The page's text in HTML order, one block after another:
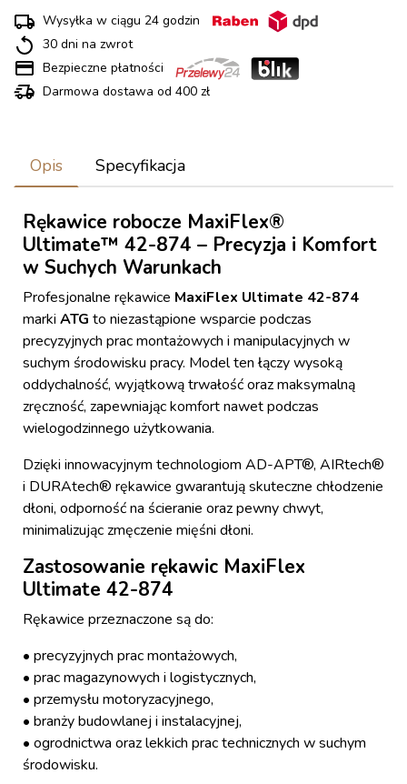
Wysyłka w ciągu 24 godzin
30 dni na zwrot
Bezpieczne płatności
Darmowa dostawa od 400 zł
Opis Specyfikacja
Rękawice robocze MaxiFlex®
Ultimate™ 42-874 – Precyzja i Komfort
w Suchych Warunkach
Profesjonalne rękawice MaxiFlex Ultimate 42-874
marki ATG to niezastąpione wsparcie podczas
precyzyjnych prac montażowych i manipulacyjnych w
suchym środowisku pracy. Model ten łączy wysoką
oddychalność, wyjątkową trwałość oraz maksymalną
zręczność, zapewniając komfort nawet podczas
wielogodzinnego użytkowania.
Dzięki innowacyjnym technologiom AD-APT®, AIRtech®
i DURAtech® rękawice gwarantują skuteczne chłodzenie
dłoni, odporność na ścieranie oraz pewny chwyt,
minimalizując zmęczenie mięśni dłoni.
Zastosowanie rękawic MaxiFlex
Ultimate 42-874
Rękawice przeznaczone są do:
• precyzyjnych prac montażowych,
• prac magazynowych i logistycznych,
• przemysłu motoryzacyjnego,
• branży budowlanej i instalacyjnej,
• ogrodnictwa oraz lekkich prac technicznych w suchym
środowisku.